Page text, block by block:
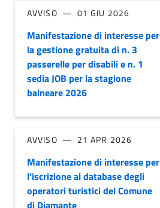
AVVISO 01 GIU 2026
Manifestazione di interesse per
la gestione gratuita di n. 3
passerelle per disabili e n. 1
sedia JOB per la stagione
balneare 2026
AVVISO 21 APR 2026
Manifestazione di interesse per
l’iscrizione al database degli
operatori turistici del Comune
di Diamante